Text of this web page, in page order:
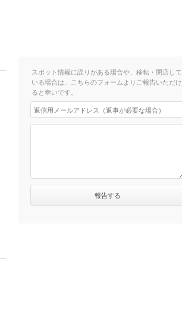
スポット情報に誤りがある場合や、移転・閉店して
いる場合は、こちらのフォームよりご報告いただけ
ると幸いです。